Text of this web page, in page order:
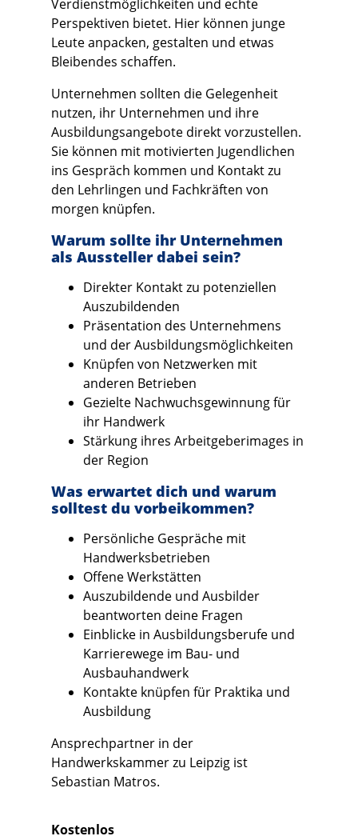
Verdienstmöglichkeiten und echte
Perspektiven bietet. Hier können junge
Leute anpacken, gestalten und etwas
Bleibendes schaffen.
Unternehmen sollten die Gelegenheit
nutzen, ihr Unternehmen und ihre
Ausbildungsangebote direkt vorzustellen.
Sie können mit motivierten Jugendlichen
ins Gespräch kommen und Kontakt zu
den Lehrlingen und Fachkräften von
morgen knüpfen.
Warum sollte ihr Unternehmen
als Aussteller dabei sein?
Direkter Kontakt zu potenziellen
Auszubildenden
Präsentation des Unternehmens
und der Ausbildungsmöglichkeiten
Knüpfen von Netzwerken mit
anderen Betrieben
Gezielte Nachwuchsgewinnung für
ihr Handwerk
Stärkung ihres Arbeitgeberimages in
der Region
Was erwartet dich und warum
solltest du vorbeikommen?
Persönliche Gespräche mit
Handwerksbetrieben
Offene Werkstätten
Auszubildende und Ausbilder
beantworten deine Fragen
Einblicke in Ausbildungsberufe und
Karrierewege im Bau- und
Ausbauhandwerk
Kontakte knüpfen für Praktika und
Ausbildung
Ansprechpartner in der
Handwerkskammer zu Leipzig ist
Sebastian Matros.
Kostenlos